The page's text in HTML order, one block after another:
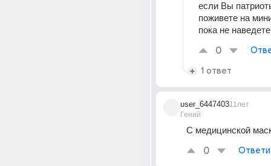
если Вы
поживете на
пока не
0
1 ответ
user_6447403
Гений
11лет
С медицинской
0